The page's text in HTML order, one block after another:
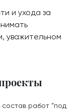
и ухода за
уважительном
работ “под